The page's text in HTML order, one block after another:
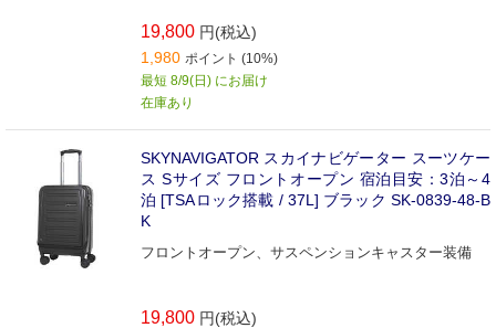
19,800 円(税込)
1,980 ポイント (10%)
最短 8/9(日) にお届け
在庫あり
SKYNAVIGATOR スカイナビゲーター スーツケー
ス Sサイズ フロントオープン 宿泊目安：3泊～4
泊 [TSAロック搭載 / 37L] ブラック SK-0839-48-B
K
フロントオープン、サスペンションキャスター装備
19,800 円(税込)